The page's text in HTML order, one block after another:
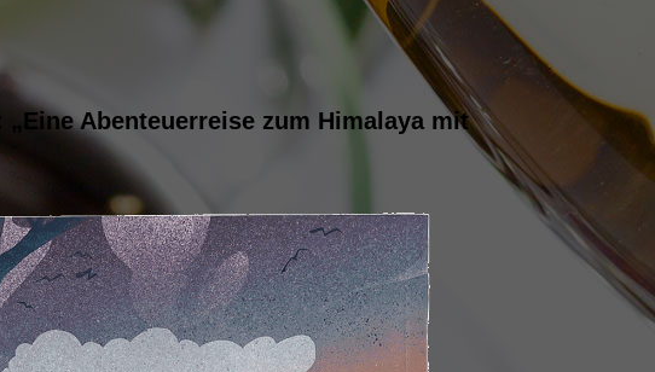
„Eine Abenteuerreise zum Himalaya mit